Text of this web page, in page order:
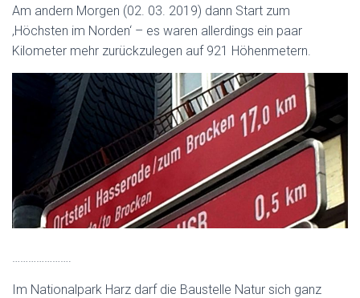
Am andern Morgen (02. 03. 2019) dann Start zum
‚Höchsten im Norden‘ – es waren allerdings ein paar
Kilometer mehr zurückzulegen auf 921 Höhenmetern.
Im Nationalpark Harz darf die Baustelle Natur sich ganz